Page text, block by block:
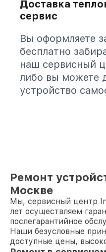
Доставка
сервис
Вы оформляете
бесплатно
наш сервисный
либо вы можете
устройство
Ремонт
Москве
Мы, сервисный центр
лет осуществляем
послегарантийное
Наши безусловные
доступные цены,